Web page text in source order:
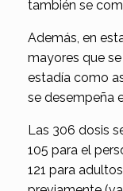
también se
Además, en
mayores que
estadía como
se desempeña
Las 306 dosis
105 para el
121 para